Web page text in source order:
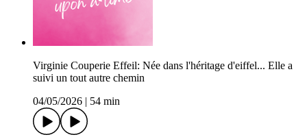
Virginie Couperie Effeil: Née dans l'héritage d'eiffel... Elle a
suivi un tout autre chemin
04/05/2026
54 min